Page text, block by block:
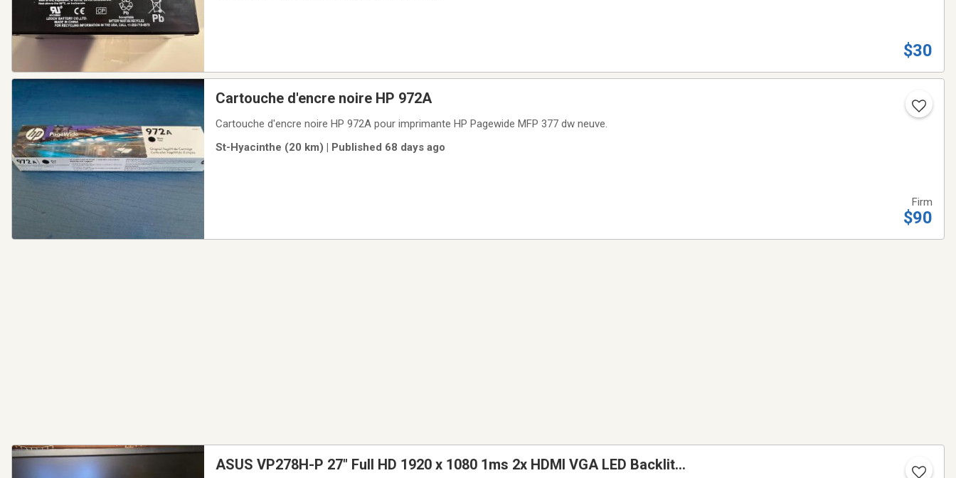
$30
Cartouche d'encre noire HP 972A
Cartouche d'encre noire HP 972A pour imprimante HP Pagewide MFP 377 dw neuve.
St-Hyacinthe (20 km) | Published 68 days ago
Firm
$90
ASUS VP278H-P 27" Full HD 1920 x 1080 1ms 2x HDMI VGA LED Backlit